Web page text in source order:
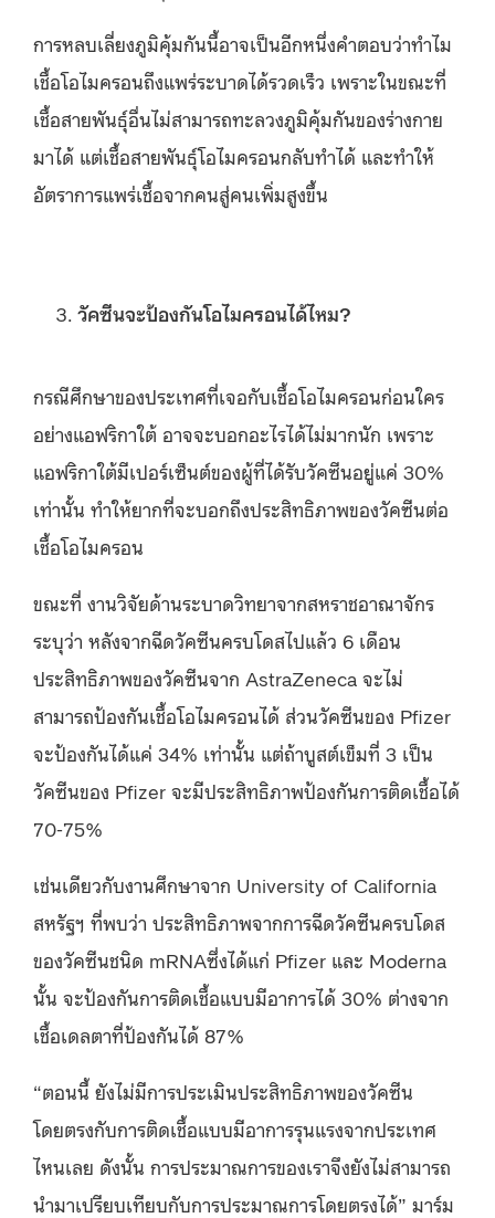
การหลบเลี่ยงภูมิคุ้มกันนี้อาจเป็นอีกหนึ่งคำตอบว่าทำไม
เชื้อโอไมครอนถึงแพร่ระบาดได้รวดเร็ว เพราะในขณะที่
เชื้อสายพันธุ์อื่นไม่สามารถทะลวงภูมิคุ้มกันของร่างกาย
มาได้ แต่เชื้อสายพันธุ์โอไมครอนกลับทำได้ และทำให้
อัตราการแพร่เชื้อจากคนสู่คนเพิ่มสูงขึ้น
วัคซีนจะป้องกันโอไมครอนได้ไหม?
กรณีศึกษาของประเทศที่เจอกับเชื้อโอไมครอนก่อนใคร
อย่างแอฟริกาใต้ อาจจะบอกอะไรได้ไม่มากนัก เพราะ
แอฟริกาใต้มีเปอร์เซ็นต์ของผู้ที่ได้รับวัคซีนอยู่แค่ 30%
เท่านั้น ทำให้ยากที่จะบอกถึงประสิทธิภาพของวัคซีนต่อ
เชื้อโอไมครอน
ขณะที่ งานวิจัยด้านระบาดวิทยาจากสหราชอาณาจักร
ระบุว่า หลังจากฉีดวัคซีนครบโดสไปแล้ว 6 เดือน
ประสิทธิภาพของวัคซีนจาก AstraZeneca จะไม่
สามารถป้องกันเชื้อโอไมครอนได้ ส่วนวัคซีนของ Pfizer
จะป้องกันได้แค่ 34% เท่านั้น แต่ถ้าบูสต์เข็มที่ 3 เป็น
วัคซีนของ Pfizer จะมีประสิทธิภาพป้องกันการติดเชื้อได้
70-75%
เช่นเดียวกับงานศึกษาจาก University of California
สหรัฐฯ ที่พบว่า ประสิทธิภาพจากการฉีดวัคซีนครบโดส
ของวัคซีนชนิด mRNAซึ่งได้แก่ Pfizer และ Moderna
นั้น จะป้องกันการติดเชื้อแบบมีอาการได้ 30% ต่างจาก
เชื้อเดลตาที่ป้องกันได้ 87%
“ตอนนี้ ยังไม่มีการประเมินประสิทธิภาพของวัคซีน
โดยตรงกับการติดเชื้อแบบมีอาการรุนแรงจากประเทศ
ไหนเลย ดังนั้น การประมาณการของเราจึงยังไม่สามารถ
นำมาเปรียบเทียบกับการประมาณการโดยตรงได้” มาร์ม